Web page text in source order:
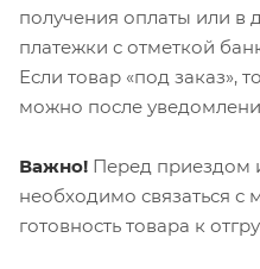
получения оплаты или в
платежки с отметкой
Если товар «под заказ»,
можно после
Важно! Перед приездом
необходимо связаться с
готовность товара к